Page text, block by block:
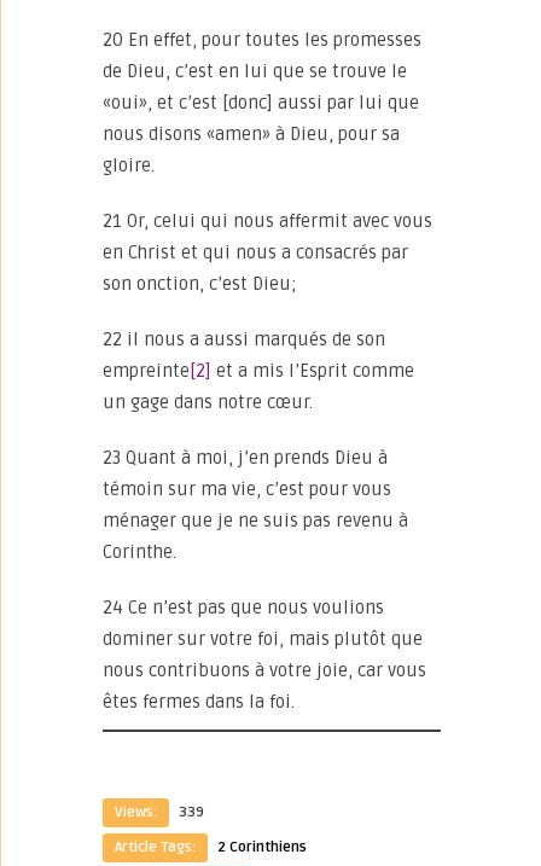
20 En effet, pour toutes les promesses
de Dieu, c’est en lui que se trouve le
«oui», et c’est [donc] aussi par lui que
nous disons «amen» à Dieu, pour sa
gloire.
21 Or, celui qui nous affermit avec vous
en Christ et qui nous a consacrés par
son onction, c’est Dieu;
22 il nous a aussi marqués de son
empreinte [2] et a mis l’Esprit comme
un gage dans notre cœur.
23 Quant à moi, j’en prends Dieu à
témoin sur ma vie, c’est pour vous
ménager que je ne suis pas revenu à
Corinthe.
24 Ce n’est pas que nous voulions
dominer sur votre foi, mais plutôt que
nous contribuons à votre joie, car vous
êtes fermes dans la foi.
Views:
339
Article Tags:
2 Corinthiens